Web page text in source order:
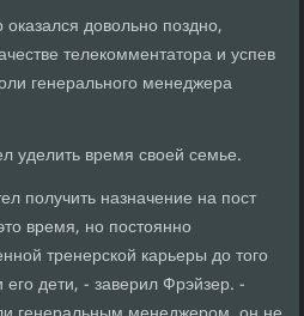
довольно поздно,
телекомментатора и успев
генерального менеджера
уделить время своей семье.
получить назначение на пост
время, но постоянно
тренерской карьеры до того
дети, - заверил Фрэйзер. -